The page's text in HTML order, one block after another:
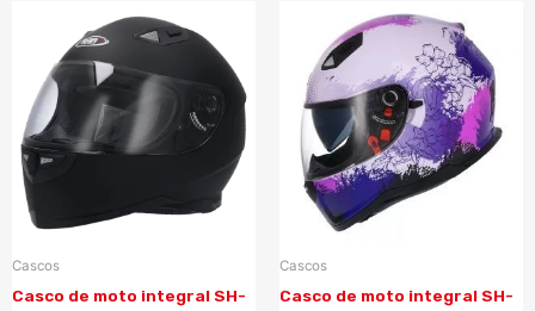
Cascos
Casco de moto integral SH-
Cascos
Casco de moto integral SH-